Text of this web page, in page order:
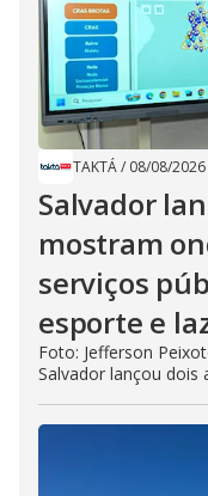
TAKTÁ/ 08/08/2026
Salvador
mostram
serviços
esporte e
Foto: Jefferson
Salvador lançou dois